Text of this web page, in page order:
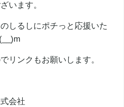
います。
しるしにポチっと応援いた
リンクもお願いします。
会社